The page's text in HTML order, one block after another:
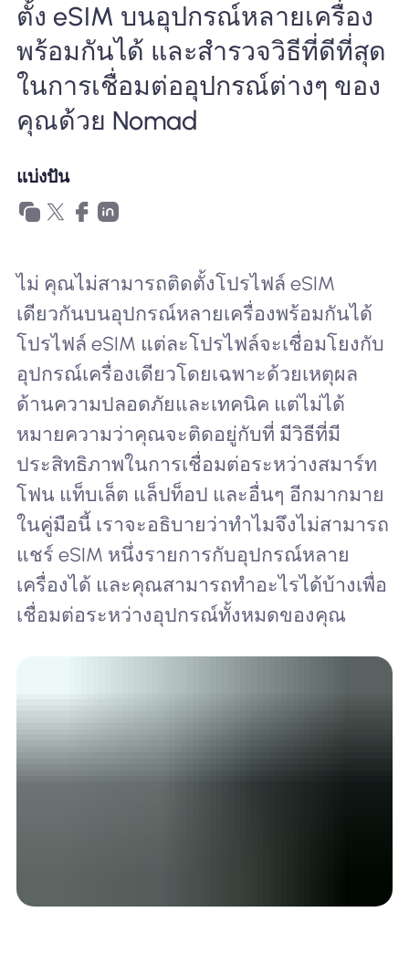
ตั้ง eSIM บนอุปกรณ์หลายเครื่อง
พร้อมกันได้ และสำรวจวิธีที่ดีที่สุด
ในการเชื่อมต่ออุปกรณ์ต่างๆ ของ
คุณด้วย Nomad
แบ่งปัน
ไม่ คุณไม่สามารถติดตั้งโปรไฟล์ eSIM
เดียวกันบนอุปกรณ์หลายเครื่องพร้อมกันได้
โปรไฟล์ eSIM แต่ละโปรไฟล์จะเชื่อมโยงกับ
อุปกรณ์เครื่องเดียวโดยเฉพาะด้วยเหตุผล
ด้านความปลอดภัยและเทคนิค แต่ไม่ได้
หมายความว่าคุณจะติดอยู่กับที่ มีวิธีที่มี
ประสิทธิภาพในการเชื่อมต่อระหว่างสมาร์ท
โฟน แท็บเล็ต แล็ปท็อป และอื่นๆ อีกมากมาย
ในคู่มือนี้ เราจะอธิบายว่าทำไมจึงไม่สามารถ
แชร์ eSIM หนึ่งรายการกับอุปกรณ์หลาย
เครื่องได้ และคุณสามารถทำอะไรได้บ้างเพื่อ
เชื่อมต่อระหว่างอุปกรณ์ทั้งหมดของคุณ